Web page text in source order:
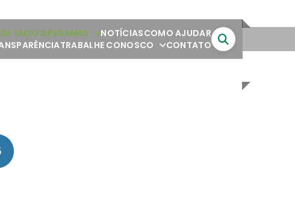
DE EXAMES NOTÍCIASCOMO AJUDAR
TRABALHE CONOSCO CONTATO